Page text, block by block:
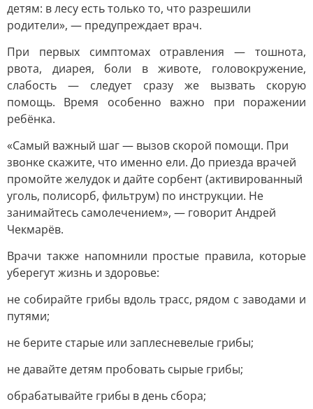
детям: в лесу есть только то, что разрешили
родители», — предупреждает врач.
При первых симптомах отравления — тошнота,
рвота, диарея, боли в животе, головокружение,
слабость — следует сразу же вызвать скорую
помощь. Время особенно важно при поражении
ребёнка.
«Самый важный шаг — вызов скорой помощи. При
звонке скажите, что именно ели. До приезда врачей
промойте желудок и дайте сорбент (активированный
уголь, полисорб, фильтрум) по инструкции. Не
занимайтесь самолечением», — говорит Андрей
Чекмарёв.
Врачи также напомнили простые правила, которые
уберегут жизнь и здоровье:
не собирайте грибы вдоль трасс, рядом с заводами и
путями;
не берите старые или заплесневелые грибы;
не давайте детям пробовать сырые грибы;
обрабатывайте грибы в день сбора;